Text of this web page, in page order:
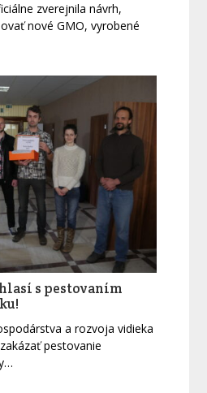
zverejnila návrh,
nové GMO, vyrobené
s pestovaním
a rozvoja vidieka
pestovanie